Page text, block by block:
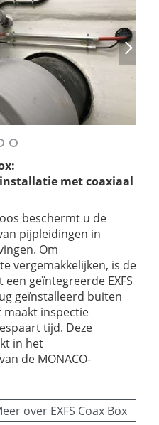
Next
met coaxiaal
beschermt u de
pijpleidingen in
Om
vergemakkelijken, is de
geïntegreerde EXFS
geïnstalleerd buiten
maakt inspectie
tijd. Deze
in het
de MONACO-
over EXFS Coax Box